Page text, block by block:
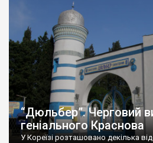
“Дюльбер”. Черговий
геніального Краснова
У Кореїзі розташовано декілька